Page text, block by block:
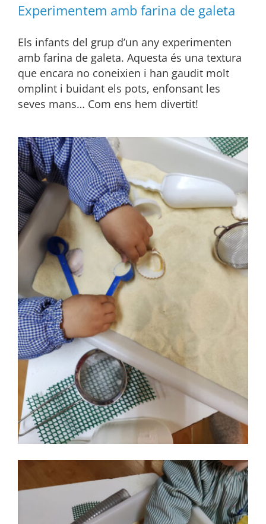
Experimentem amb farina de galeta
Els infants del grup d’un any experimenten
amb farina de galeta. Aquesta és una textura
que encara no coneixien i han gaudit molt
omplint i buidant els pots, enfonsant les
seves mans… Com ens hem divertit!